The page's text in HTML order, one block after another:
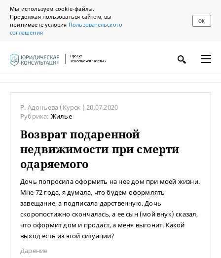
Мы используем cookie-файлы.
Продолжая пользоваться сайтом, вы
принимаете условия Пользовательского
соглашения
ОК
Проект
«Российской газеты»
Р. Адоньева (Курск )20.07.2020
Рубрика: Жилье
Возврат подаренной
недвижимости при смерти
одаряемого
Дочь попросила оформить на нее дом при моей жизни.
Мне 72 года, я думала, что будем оформлять
завещание, а подписала дарственную. Дочь
скоропостижно скончалась, а ее сын (мой внук) сказал,
что оформит дом и продаст, а меня выгонит. Какой
выход есть из этой ситуации?
Дарение